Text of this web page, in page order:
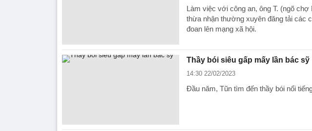
Làm việc với công an, ông T. (ngõ
thừa nhận thường xuyên đăng tải các
đoan lên mạng xã hội.
Thầy bói siêu gấp mấy lần bác sỹ
14:30 22/02/2023
Đầu năm, Tũn tìm đến thầy bói nổi